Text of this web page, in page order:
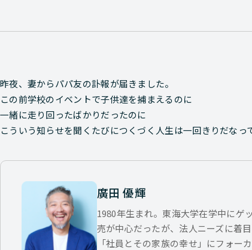
昨夜、妻からパパ友の訃報が届きました。
この前学校のイベントで子供達を捕まえるのに
一緒に走り回ったばかりだったのに
こういう知らせを聞くたびにつくづく人生は一回きりだなっ
廣田 優輝
1980年生まれ。東海大学在学中にゲ
売が中心だったが、法人ニーズに着
「社員とその家族の幸せ」にフォー